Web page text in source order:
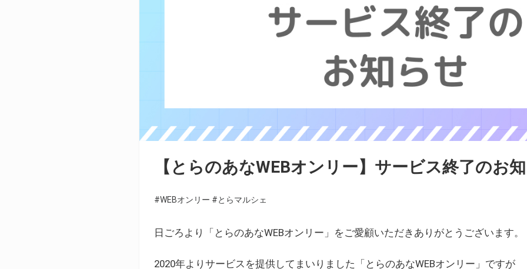
【とらのあなWEBオンリー】サービス終了のお
#WEBオンリー #とらマルシェ
日ごろより「とらのあなWEBオンリー」をご愛顧いただきありがとうございます。
2020年よりサービスを提供してまいりました「とらのあなWEBオンリー」ですが